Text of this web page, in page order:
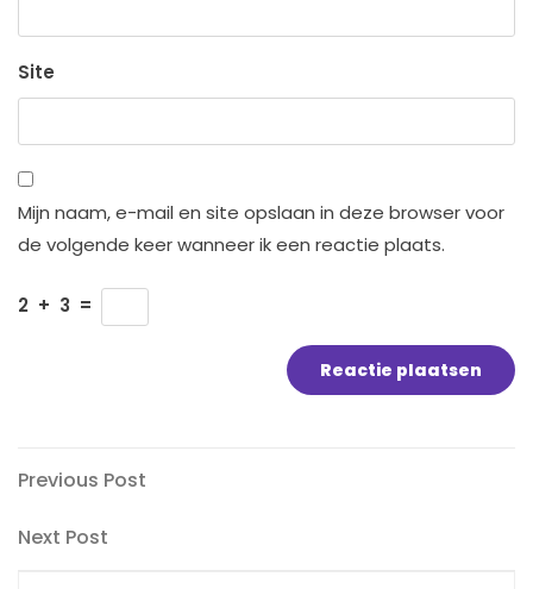
Site
Mijn naam, e-mail en site opslaan in deze browser voor
de volgende keer wanneer ik een reactie plaats.
2 + 3 =
Bericht
navigatie
Previous
Previous Post
Next
Next Post